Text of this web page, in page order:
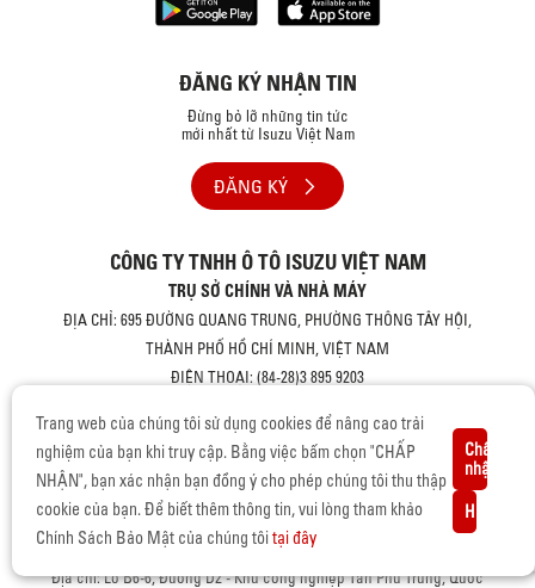
Trang web của chúng tôi sử dụng cookies để nâng cao trải
nghiệm của bạn khi truy cập. Bằng việc bấm chọn "CHẤP
NHẬN", bạn xác nhận bạn đồng ý cho phép chúng tôi thu thập
cookie của bạn. Để biết thêm thông tin, vui lòng tham khảo
Chính Sách Bảo Mật của chúng tôi tại đây
Chấp
nhận
Hủy
ĐĂNG KÝ NHẬN TIN
Đừng bỏ lỡ những tin tức
mới nhất từ Isuzu Việt Nam
ĐĂNG KÝ
CÔNG TY TNHH Ô TÔ ISUZU VIỆT NAM
TRỤ SỞ CHÍNH VÀ NHÀ MÁY
ĐỊA CHỈ: 695 ĐƯỜNG QUANG TRUNG, PHƯỜNG THÔNG TÂY HỘI,
THÀNH PHỐ HỒ CHÍ MINH, VIỆT NAM
ĐIỆN THOẠI: (84-28)3 895 9203
VĂN PHÒNG ĐẠI DIỆN - PHÍA BẮC
ĐỊA CHỈ: VP402, TẦNG 4, THÁP B, TÒA NHÀ EPIC TOWER, SỐ 19 DUY
TÂN, PHƯỜNG CẦU GIẤY, THÀNH PHỐ HÀ NỘI, VIỆT NAM
ĐIỆN THOẠI: (84)90 6869 905
TRUNG TÂM DỊCH VỤ HẬU MÃI ISUZU VIỆT NAM
Địa chỉ: Lô B6-6, Đường D2 - Khu công nghiệp Tân Phú Trung, Quốc